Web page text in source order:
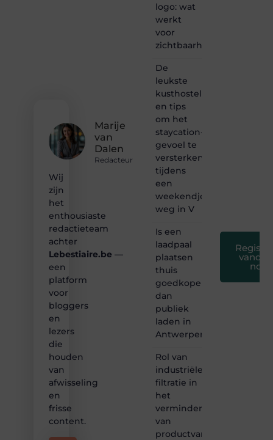
Marije
van
Dalen
Redacteur
Wij
zijn
het
enthousiaste
redactieteam
achter
Lebestiaire.be —
een
platform
voor
bloggers
en
lezers
die
houden
van
afwisseling
en
frisse
content.
logo: wat
werkt
voor
zichtbaarheid
De
leukste
kusthostels
en tips
om het
staycation-
gevoel te
versterken
tijdens
een
weekendje
weg in V
Is een
laadpaal
plaatsen
thuis
goedkoper
dan
publiek
laden in
Antwerpen?
Rol van
industriële
filtratie in
het
verminderen
van
productvariatie
nog